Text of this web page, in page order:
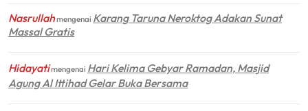
Nasrullahmengenai Karang Taruna Neroktog Adakan Sunat
Massal Gratis
Hidayatimengenai Hari Kelima Gebyar Ramadan, Masjid
Agung Al Ittihad Gelar Buka Bersama